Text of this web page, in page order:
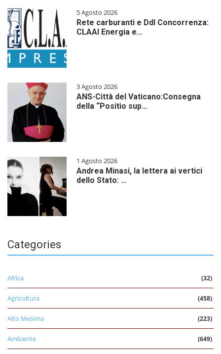
5 Agosto 2026
Rete carburanti e Ddl Concorrenza:
CLAAI Energia e…
3 Agosto 2026
ANS-Città del Vaticano:Consegna
della “Positio sup…
1 Agosto 2026
Andrea Minasi, la lettera ai vertici
dello Stato: …
Categories
Africa (32)
Agricoltura (458)
Alto Mesima (223)
Ambiente (649)